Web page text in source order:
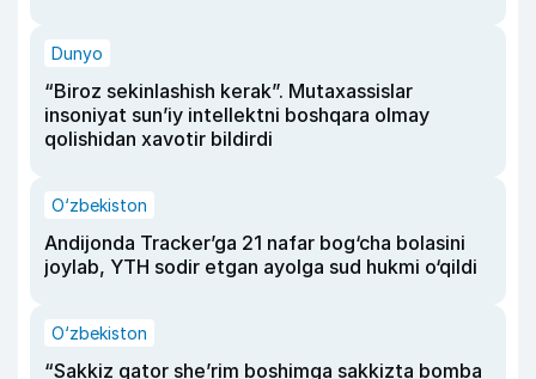
Dunyo
“Biroz sekinlashish kerak”. Mutaxassislar
insoniyat sun’iy intellektni boshqara olmay
qolishidan xavotir bildirdi
O‘zbekiston
Andijonda Tracker’ga 21 nafar bog‘cha bolasini
joylab, YTH sodir etgan ayolga sud hukmi o‘qildi
O‘zbekiston
“Sakkiz qator she’rim boshimga sakkizta bomba